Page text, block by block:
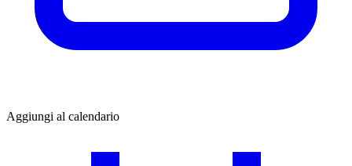
Aggiungi al calendario